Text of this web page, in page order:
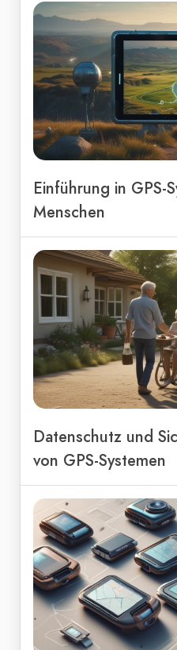
Einführung in GPS-
Menschen
Datenschutz und
von GPS-Systemen